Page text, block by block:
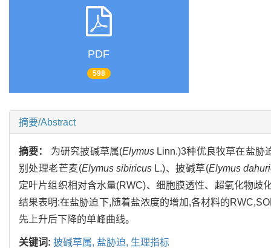
PDF
598
摘要/Abstract
摘要： 为研究披碱草属(Elymus Linn.)3种优良牧草在盐胁
别处理老芒麦(Elymus sibiricus L.)、披碱草(Elymus
定叶片组织相对含水量(RWC)、细胞膜透性、超氧化物歧
结果表明:在盐胁迫下,随着盐浓度的增加,各材料的
先上升后下降的单峰曲线。
关键词: 披碱草属, 盐胁迫, 生理指标